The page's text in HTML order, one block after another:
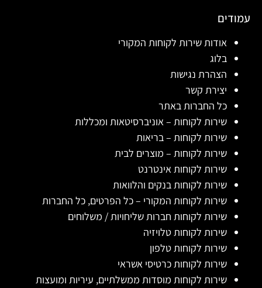
עמודים
אודות שירות לקוחות המקורי
בלוג
הצהרת נגישות
יצירת קשר
כל החברות באתר
שירות לקוחות – אוניברסיטאות ומכללות
שירות לקוחות – בריאות
שירות לקוחות – מוצרים לבית
שירות לקוחות אינטרנט
שירות לקוחות בנקים והלוואות
שירות לקוחות המקורי – כל הפרטים, כל החברות
שירות לקוחות חברות שליחויות / משלוחים
שירות לקוחות טלויזיה
שירות לקוחות טלפון
שירות לקוחות כרטיסי אשראי
שירות לקוחות מוסדות ממשלתיים, עיריות ומועצות